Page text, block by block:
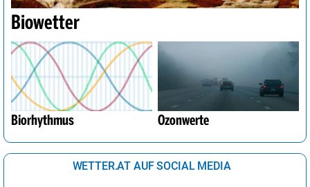
Biowetter
Biorhythmus Ozonwerte
WETTER.AT AUF SOCIAL MEDIA